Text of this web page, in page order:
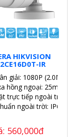
kê.
HIKVISION
IR
giải: 1080P (2.0MP).
hồng ngoại: 25m.
trực tiếp ngoài trời.
ngoài trời: IP67.
560,000đ